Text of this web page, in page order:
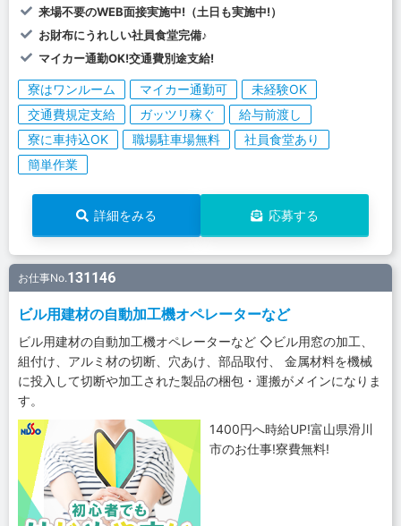
来場不要のWEB面接実施中!（土日も実施中!）
お財布にうれしい社員食堂完備♪
マイカー通勤OK!交通費別途支給!
寮はワンルーム マイカー通勤可
未経験OK
交通費規定支給
ガッツリ稼ぐ
給与前渡し
寮に車持込OK
職場駐車場無料
社員食堂あり
簡単作業
詳細をみる 応募する
お仕事No.131146
ビル用建材の自動加工機オペレーターなど
ビル用建材の自動加工機オペレーターなど ◇ビル用窓の加工、
組付け、アルミ材の切断、穴あけ、部品取付、 金属材料を機械
に投入して切断や加工された製品の梱包・運搬がメインになりま
す。
1400円へ時給UP!富山県滑川
市のお仕事!寮費無料!